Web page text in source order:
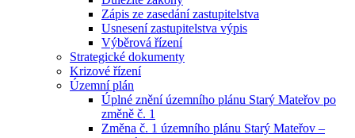
Zápis ze zasedání zastupitelstva
Usnesení zastupitelstva výpis
Výběrová řízení
Strategické dokumenty
Krizové řízení
Územní plán
Úplné znění územního plánu Starý Mateřov po
změně č. 1
Změna č. 1 územního plánu Starý Mateřov –